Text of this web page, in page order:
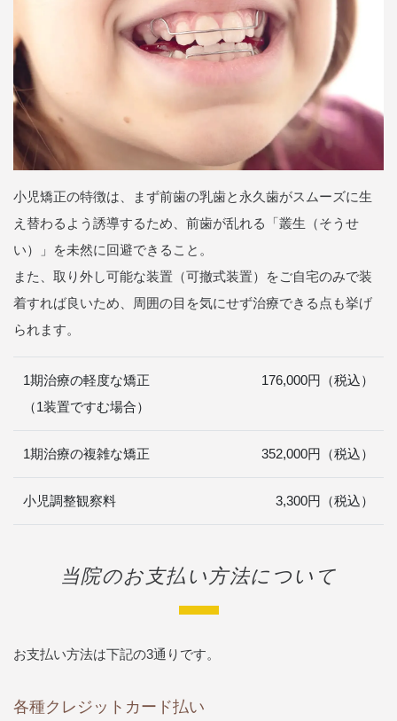
小児矯正の特徴は、まず前歯の乳歯と永久歯がスムーズに生
え替わるよう誘導するため、前歯が乱れる「叢生（そうせ
い）」を未然に回避できること。
また、取り外し可能な装置（可撤式装置）をご自宅のみで装
着すれば良いため、周囲の目を気にせず治療できる点も挙げ
られます。
1期治療の軽度な矯正
（1装置ですむ場合）
176,000円（税込）
1期治療の複雑な矯正 352,000円（税込）
小児調整観察料 3,300円（税込）
当院のお支払い方法について
お支払い方法は下記の3通りです。
各種クレジットカード払い